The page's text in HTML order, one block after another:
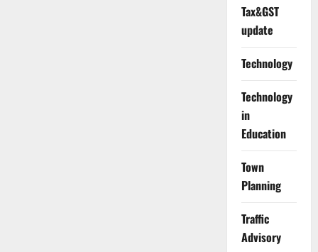
Tax&GST
update
Technology
Technology
in
Education
Town
Planning
Traffic
Advisory